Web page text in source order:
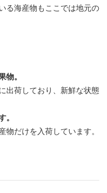
る海産物もここでは地元の
物。
出荷しており、新鮮な状態
。
物だけを入荷しています。